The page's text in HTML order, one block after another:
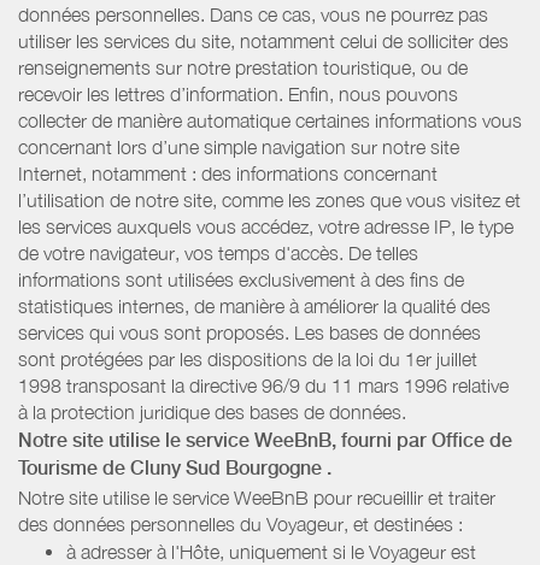
données personnelles. Dans ce cas, vous ne pourrez pas
utiliser les services du site, notamment celui de solliciter des
renseignements sur notre prestation touristique, ou de
recevoir les lettres d’information. Enfin, nous pouvons
collecter de manière automatique certaines informations vous
concernant lors d’une simple navigation sur notre site
Internet, notamment : des informations concernant
l’utilisation de notre site, comme les zones que vous visitez et
les services auxquels vous accédez, votre adresse IP, le type
de votre navigateur, vos temps d'accès. De telles
informations sont utilisées exclusivement à des fins de
statistiques internes, de manière à améliorer la qualité des
services qui vous sont proposés. Les bases de données
sont protégées par les dispositions de la loi du 1er juillet
1998 transposant la directive 96/9 du 11 mars 1996 relative
à la protection juridique des bases de données.
Notre site utilise le service WeeBnB, fourni par Office de
Tourisme de Cluny Sud Bourgogne .
Notre site utilise le service WeeBnB pour recueillir et traiter
des données personnelles du Voyageur, et destinées :
à adresser à l'Hôte, uniquement si le Voyageur est